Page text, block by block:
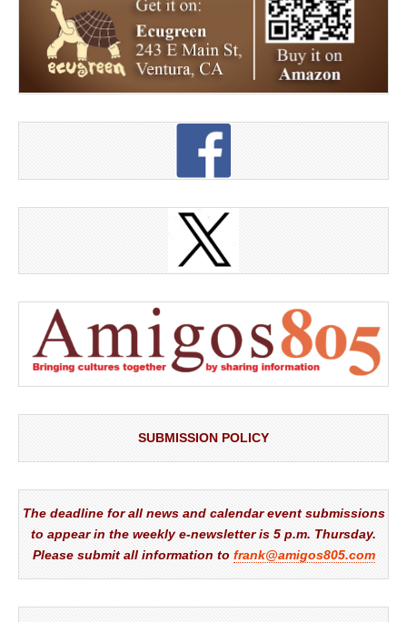
SUBMISSION POLICY
The deadline for all news and calendar event submissions
to appear in the weekly e-newsletter is 5 p.m. Thursday.
Please submit all information to frank@amigos805.com